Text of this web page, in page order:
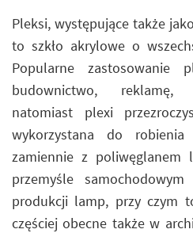
Pleksi, występujące także
to szkło akrylowe o
Popularne zastosowanie
budownictwo, reklamę,
natomiast plexi
wykorzystana do
zamiennie z
przemyśle
produkcji lamp, przy czym
częściej obecne także w